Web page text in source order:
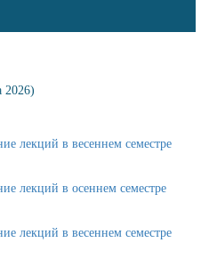
2026)
лекций в весеннем семестре
лекций в осеннем семестре
лекций в весеннем семестре